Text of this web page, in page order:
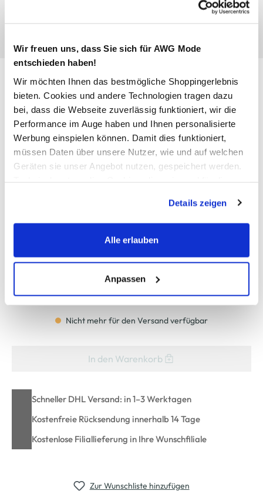
Wir freuen uns, dass Sie sich für AWG Mode
entschieden haben!
Wir möchten Ihnen das bestmögliche Shoppingerlebnis
bieten. Cookies und andere Technologien tragen dazu
bei, dass die Webseite zuverlässig funktioniert, wir die
Performance im Auge haben und Ihnen personalisierte
Werbung einspielen können. Damit dies funktioniert,
müssen Daten über unsere Nutzer, wie und auf welchen
Geräten sie unser Angebot nutzen, gespeichert werden.
werden, werden bei der Nutzung der Webseite auf jeden
Fall gesetzt. Cookies von Drittanbietern für Analyse- oder
Trackingzwecke werden nur dann aktiviert, wenn Sie das
erlauben" bzw. "Alle erlauben" klicken. Mehr dazu
(einschließlich der Möglichkeit, die Einwilligungserklärung
zu ändern oder zu widerrufen) erfahren Sie in unserem
Cookie-Hinweisbzw. derDatenschutzerklärung.
Details zeigen
Alle erlauben
Anpassen
Only ONLCORY L/S V-NECK TU
Kleid
19,99 €
Ursprünglicher Preis:32,99 €
XS S M L XL XXL
Bitte wählen Sie eine Größe aus
Nicht mehr für den Versand verfügbar
In den Warenkorb
Schneller DHL Versand: in 1–3 Werktagen
Kostenfreie Rücksendung innerhalb 14 Tage
Kostenlose Filiallieferung in Ihre Wunschfiliale
Zur Wunschliste hinzufügen